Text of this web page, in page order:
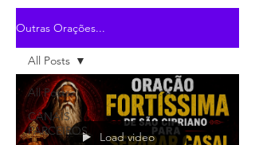
Outras Orações...
All Posts
CANAIS
PARCEIROS
All Posts
Load video